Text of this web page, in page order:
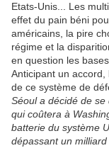
Etats-Unis... Les
effet du pain béni
américains, la pire
régime et la
en question les
Anticipant un
de ce système de
Séoul a décidé de
qui coûtera à
batterie du système
dépassant un